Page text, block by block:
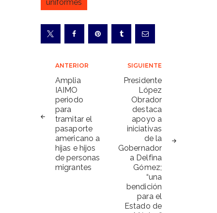
uniformes
Navegación
de
entradas
ANTERIOR
Amplia
IAIMO
periodo
para
tramitar el
pasaporte
americano a
hijas e hijos
de personas
migrantes
SIGUIENTE
Presidente
López
Obrador
destaca
apoyo a
iniciativas
de la
Gobernador
a Delfina
Gómez;
“una
bendición
para el
Estado de